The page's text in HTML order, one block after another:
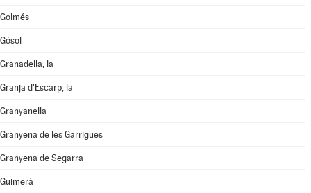
Golmés
Gósol
Granadella, la
Granja d'Escarp, la
Granyanella
Granyena de les Garrigues
Granyena de Segarra
Guimerà